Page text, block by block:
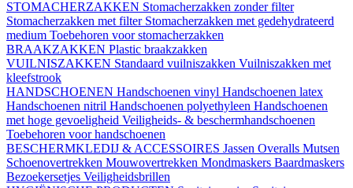
STOMACHERZAKKEN Stomacherzakken zonder filter
Stomacherzakken met filter Stomacherzakken met gedehydrateerd
medium Toebehoren voor stomacherzakken
BRAAKZAKKEN Plastic braakzakken
VUILNISZAKKEN Standaard vuilniszakken Vuilniszakken met
kleefstrook
HANDSCHOENEN Handschoenen vinyl Handschoenen latex
Handschoenen nitril Handschoenen polyethyleen Handschoenen
met hoge gevoeligheid Veiligheids- & beschermhandschoenen
Toebehoren voor handschoenen
BESCHERMKLEDIJ & ACCESSOIRES Jassen Overalls Mutsen
Schoenovertrekken Mouwovertrekken Mondmaskers Baardmaskers
Bezoekersetjes Veiligheidsbrillen